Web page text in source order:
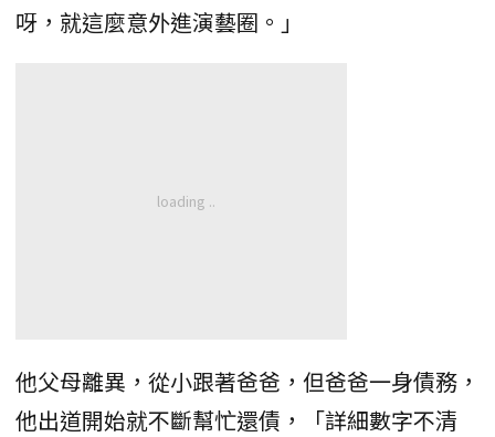
呀，就這麼意外進演藝圈。」
他父母離異，從小跟著爸爸，但爸爸一身債務，
他出道開始就不斷幫忙還債，「詳細數字不清